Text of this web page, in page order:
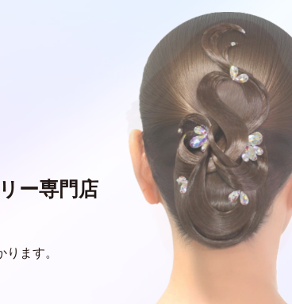
ー専門店
ます。